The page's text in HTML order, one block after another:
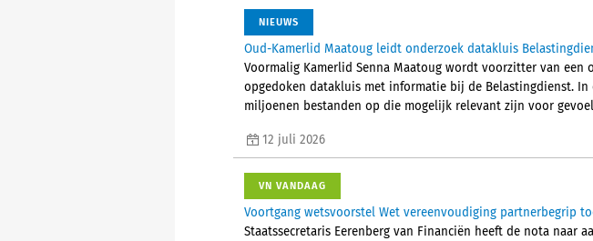
NIEUWS
Oud-Kamerlid Maatoug leidt onderzoek datakluis
Voormalig Kamerlid Senna Maatoug wordt voorzitter van
opgedoken datakluis met informatie bij de Belastingdienst.
miljoenen bestanden op die mogelijk relevant zijn voor
12 juli 2026
VN VANDAAG
Voortgang wetsvoorstel Wet vereenvoudiging partnerbegrip
Staatssecretaris Eerenberg van Financiën heeft de nota